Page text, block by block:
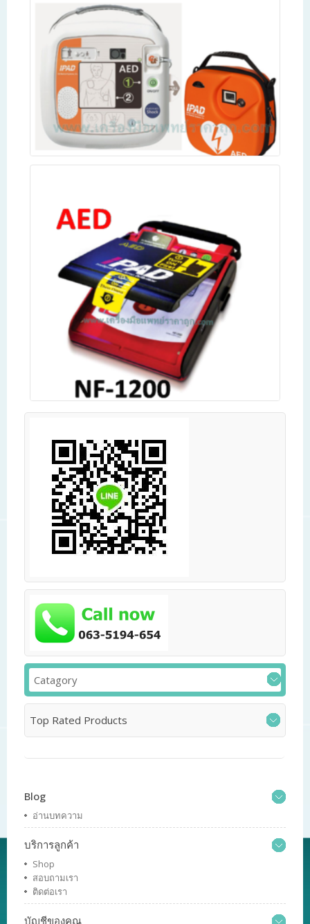
เครื่องกระตุกหัวใจDefibrillator IPAD Cu-Sp1
Read more
เครื่องกระตุกหัวใจAED I-PAD NF-1200
Read more
Catagory
Top Rated Products
Blog
อ่านบทความ
บริการลูกค้า
Shop
สอบถามเรา
ติดต่อเรา
บัญชีของคุณ